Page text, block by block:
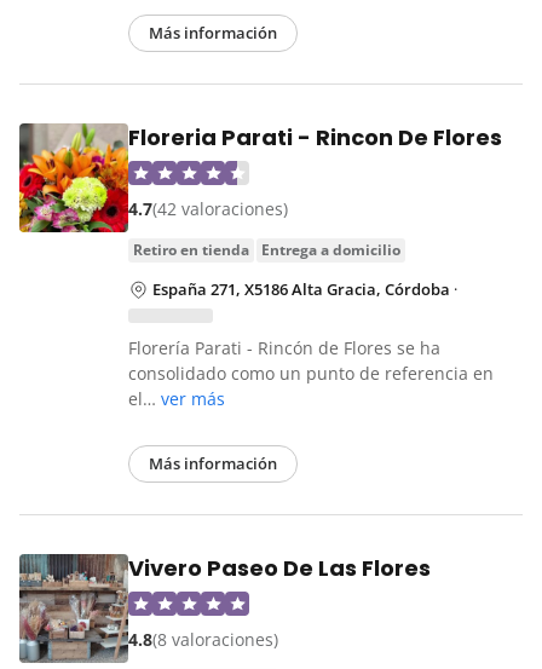
Más información
Floreria Parati - Rincon De Flores
4.7(42 valoraciones)
retiro en tienda entrega a domicilio
España 271, X5186 Alta Gracia, Córdoba ·
Florería Parati - Rincón de Flores se ha
consolidado como un punto de referencia en
el… ver más
Más información
Vivero Paseo De Las Flores
4.8(8 valoraciones)